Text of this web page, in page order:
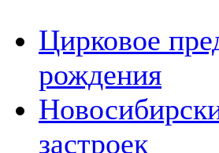
Цирковое
рождения
застроек